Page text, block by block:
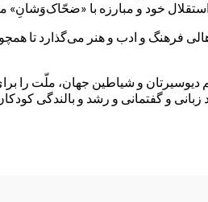
خود و مبارزه با «ضحّاک‌وَشانِ»
و ادب و هنر می‌گذارد تا
دیوسیرتان و شیاطین جهان، ملّت را
و گفتمانی و رشد و بالندگی